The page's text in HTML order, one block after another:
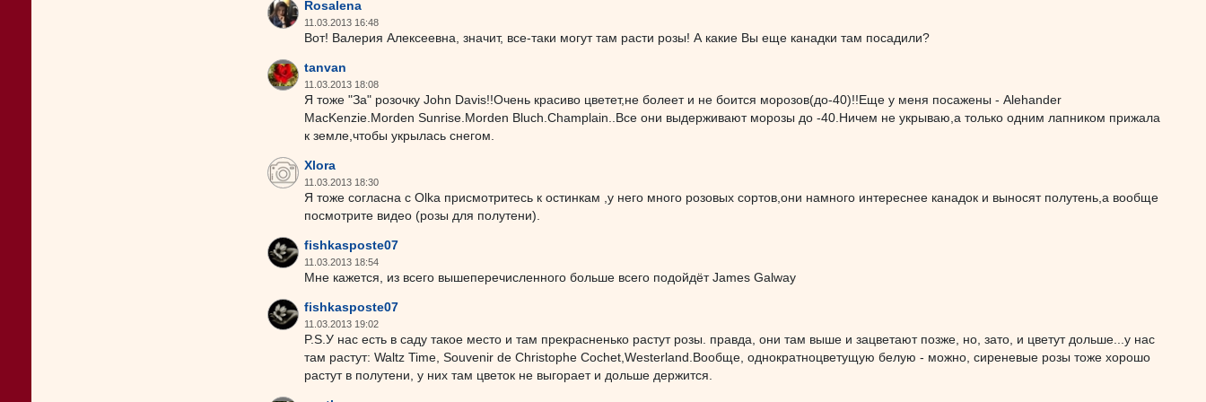
Rosalena
11.03.2013 16:48
Вот! Валерия Алексеевна, значит, все-таки могут там расти розы! А какие Вы еще канадки там посадили?
tanvan
11.03.2013 18:08
Я тоже "За" розочку John Davis!!Очень красиво цветет,не болеет и не боится морозов(до-40)!!Еще у меня посажены - Alehander
MacKenzie.Morden Sunrise.Morden Bluch.Champlain..Все они выдерживают морозы до -40.Ничем не укрываю,а только одним лапником прижала
к земле,чтобы укрылась снегом.
Xlora
11.03.2013 18:30
Я тоже согласна с Olka присмотритесь к остинкам ,у него много розовых сортов,они намного интереснее канадок и выносят полутень,а вообще
посмотрите видео (розы для полутени).
fishkasposte07
11.03.2013 18:54
Мне кажется, из всего вышеперечисленного больше всего подойдёт James Galway
fishkasposte07
11.03.2013 19:02
P.S.У нас есть в саду такое место и там прекрасненько растут розы. правда, они там выше и зацветают позже, но, зато, и цветут дольше...у нас
там растут: Waltz Time, Souvenir de Christophe Cochet,Westerland.Вообще, однократноцветущую белую - можно, сиреневые розы тоже хорошо
растут в полутени, у них там цветок не выгорает и дольше держится.